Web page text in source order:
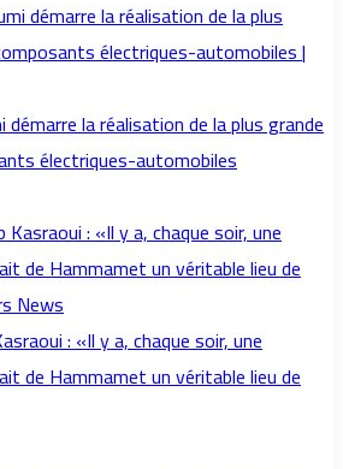
démarre la réalisation de la plus grande
électriques-automobiles
: «Il y a, chaque soir, une
de Hammamet un véritable lieu de